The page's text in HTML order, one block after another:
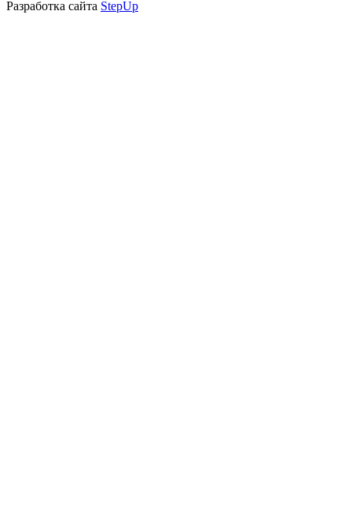
Разработка сайта StepUp